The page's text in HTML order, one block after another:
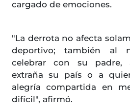
cargado de emociones.
"La derrota no afecta
deportivo; también al
celebrar con su padre,
extraña su país o a
alegría compartida en
difícil", afirmó.